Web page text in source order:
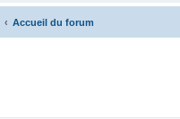
Accueil du forum